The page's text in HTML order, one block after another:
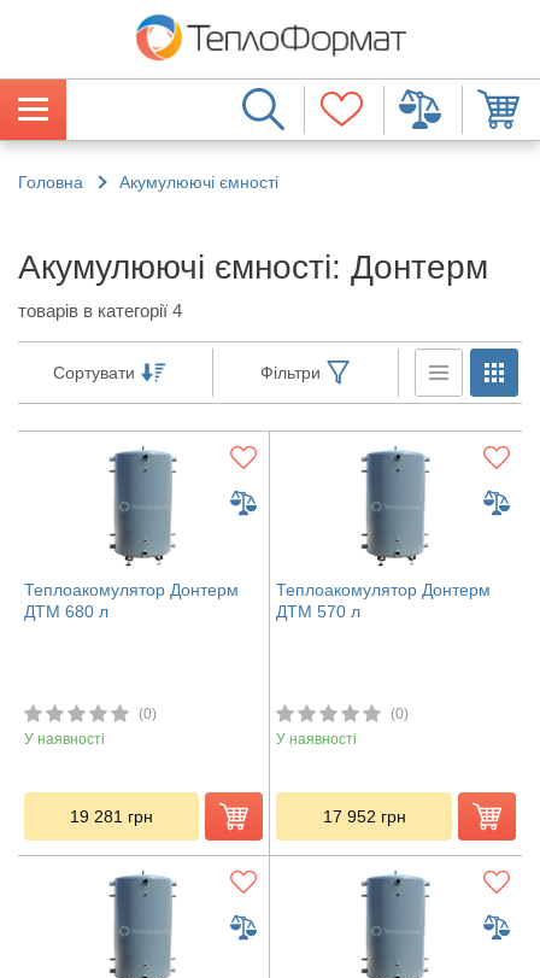
Головна Акумулюючі ємності
Акумулюючі ємності: Донтерм
товарів в категорії 4
Сортувати Фільтри
Теплоакомулятор Донтерм
ДТМ 680 л
(0)
У наявності
19 281 грн
Теплоакомулятор Донтерм
ДТМ 570 л
(0)
У наявності
17 952 грн